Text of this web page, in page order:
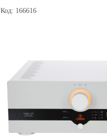
Код: 166616